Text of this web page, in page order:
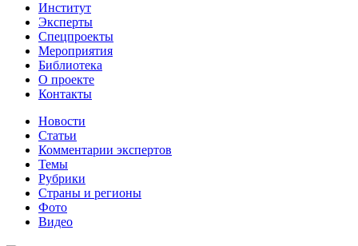
Институт
Эксперты
Спецпроекты
Мероприятия
Библиотека
О проекте
Контакты
Новости
Статьи
Комментарии экспертов
Темы
Рубрики
Страны и регионы
Фото
Видео